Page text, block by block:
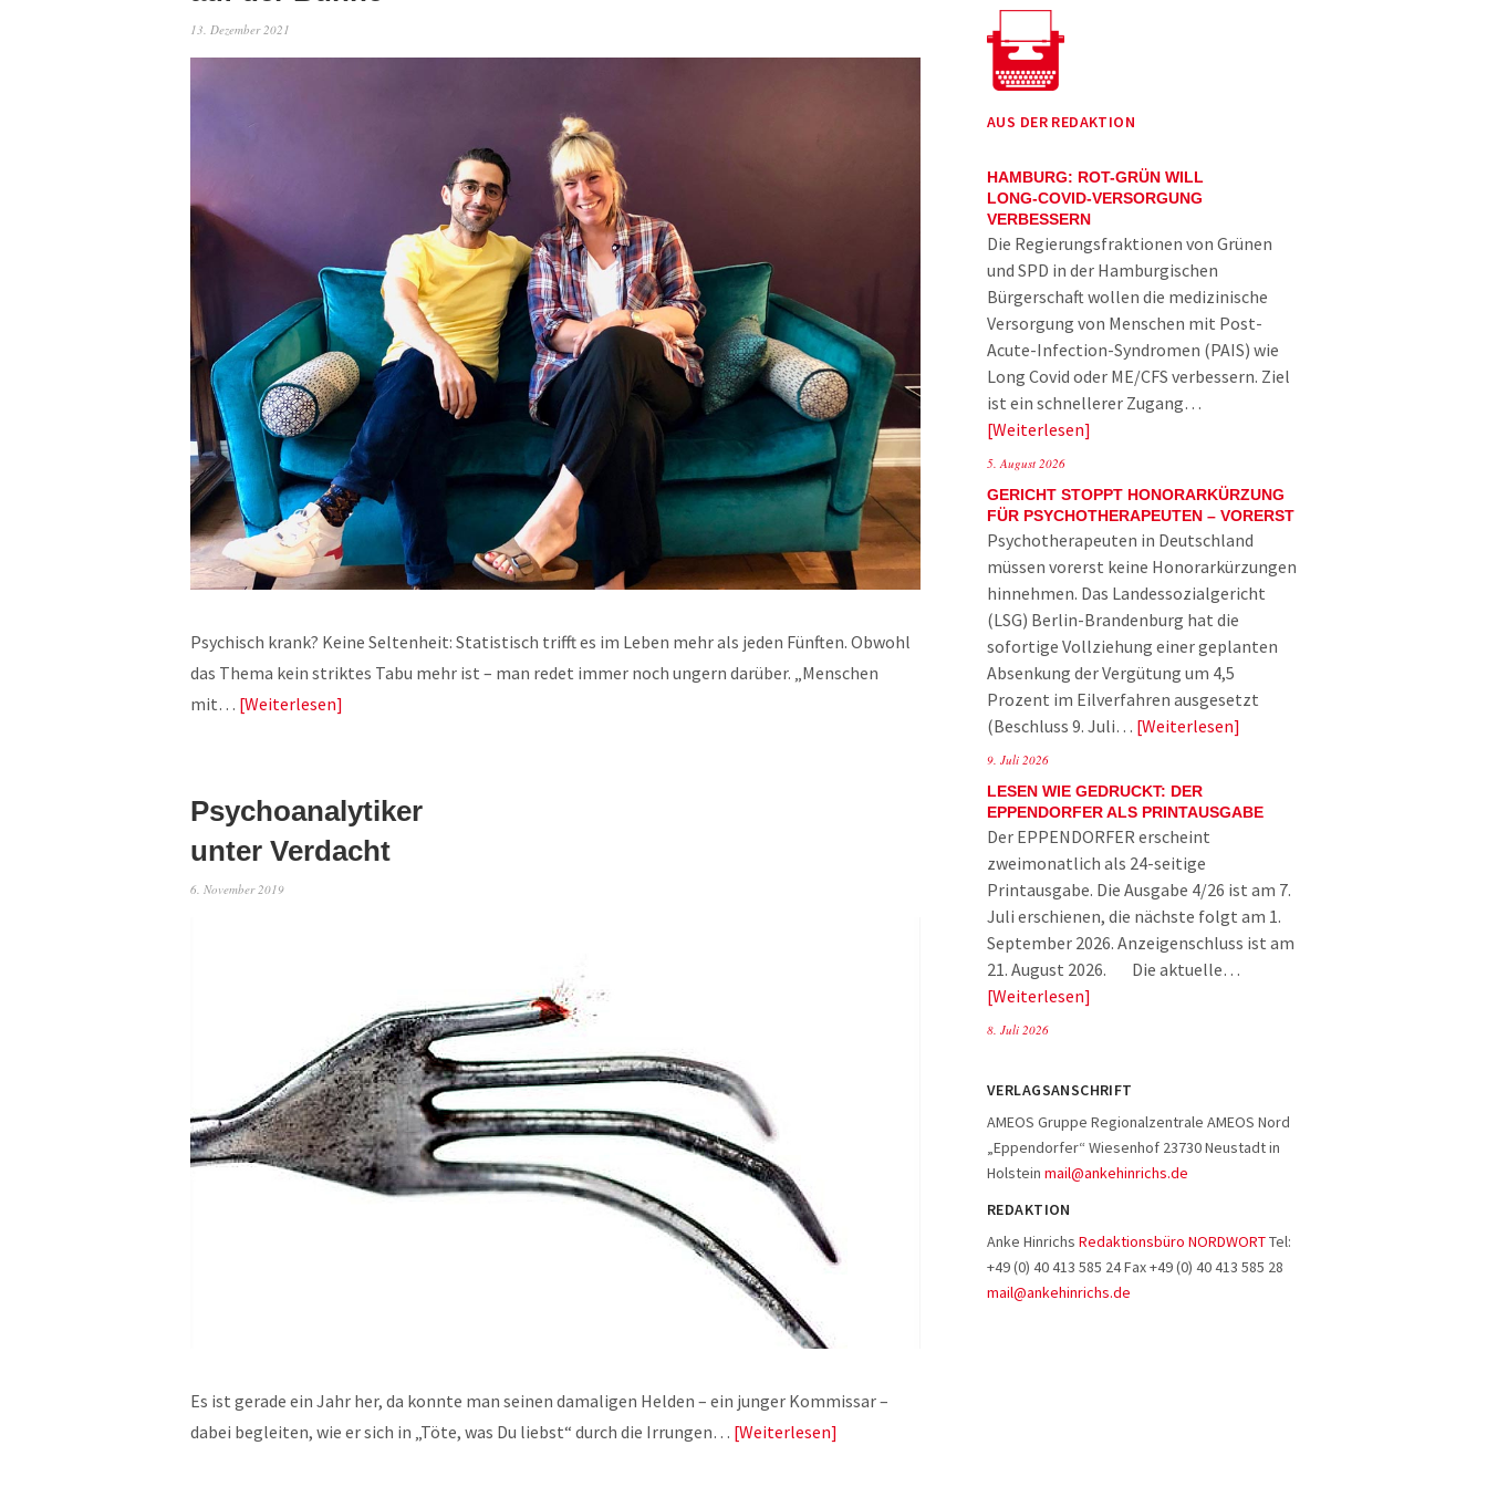
13. Dezember 2021
Psychisch krank? Keine Seltenheit: Statistisch trifft es im Leben mehr als jeden Fünften. Obwohl
das Thema kein striktes Tabu mehr ist – man redet immer noch ungern darüber. „Menschen
mit… Weiterlesen
Psychoanalytiker
unter Verdacht
6. November 2019
Es ist gerade ein Jahr her, da konnte man seinen damaligen Helden – ein junger Kommissar –
dabei begleiten, wie er sich in „Töte, was Du liebst“ durch die Irrungen… Weiterlesen
AUS DER REDAKTION
HAMBURG: ROT-GRÜN WILL
LONG-COVID-VERSORGUNG
VERBESSERN
Die Regierungsfraktionen von Grünen
und SPD in der Hamburgischen
Bürgerschaft wollen die medizinische
Versorgung von Menschen mit Post-
Acute-Infection-Syndromen (PAIS) wie
Long Covid oder ME/CFS verbessern. Ziel
ist ein schnellerer Zugang…
Weiterlesen
5. August 2026
GERICHT STOPPT HONORARKÜRZUNG
FÜR PSYCHOTHERAPEUTEN – VORERST
Psychotherapeuten in Deutschland
müssen vorerst keine Honorarkürzungen
hinnehmen. Das Landessozialgericht
(LSG) Berlin-Brandenburg hat die
sofortige Vollziehung einer geplanten
Absenkung der Vergütung um 4,5
Prozent im Eilverfahren ausgesetzt
(Beschluss 9. Juli… Weiterlesen
9. Juli 2026
LESEN WIE GEDRUCKT: DER
EPPENDORFER ALS PRINTAUSGABE
Der EPPENDORFER erscheint
zweimonatlich als 24-seitige
Printausgabe. Die Ausgabe 4/26 ist am 7.
Juli erschienen, die nächste folgt am 1.
September 2026. Anzeigenschluss ist am
21. August 2026. Die aktuelle…
Weiterlesen
8. Juli 2026
VERLAGSANSCHRIFT
AMEOS Gruppe Regionalzentrale AMEOS Nord
„Eppendorfer“ Wiesenhof 23730 Neustadt in
Holstein mail@ankehinrichs.de
REDAKTION
Anke Hinrichs Redaktionsbüro NORDWORTTel:
+49 (0) 40 413 585 24 Fax +49 (0) 40 413 585 28
mail@ankehinrichs.de